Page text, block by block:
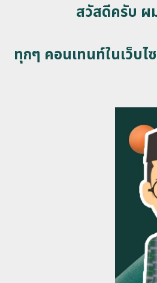
สวัสดีครับ ผ
ทุกๆ คอนเทนท์ในเว็บ